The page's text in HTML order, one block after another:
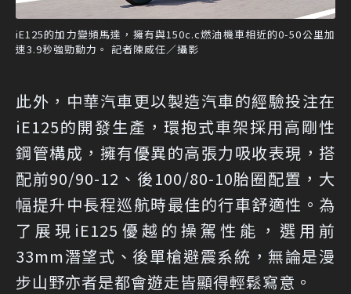
iE125的加力變頻馬達，擁有與150c.c燃油機車相近的0-50公里加
速3.9秒強勁動力。 記者陳威任／攝影
此外，中華汽車更以製造汽車的經驗投注在
iE125的開發生產，環抱式車架採用高剛性
鋼管構成，擁有優異的高張力吸收表現，搭
配前90/90-12、後100/80-10胎圈配置，大
幅提升中長程巡航時最佳的行車舒適性。為
了展現iE125優越的操駕性能，選用前
33mm潛望式、後單槍避震系統，無論是漫
步山野亦者是都會遊走皆顯得輕鬆寫意。